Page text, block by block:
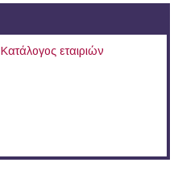
Κατάλογος εταιριών